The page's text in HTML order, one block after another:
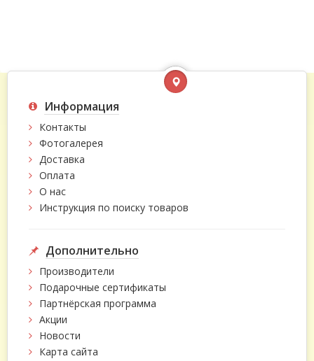
Информация
Контакты
Фотогалерея
Доставка
Оплата
О нас
Инструкция по поиску товаров
Дополнительно
Производители
Подарочные сертификаты
Партнёрская программа
Акции
Новости
Карта сайта